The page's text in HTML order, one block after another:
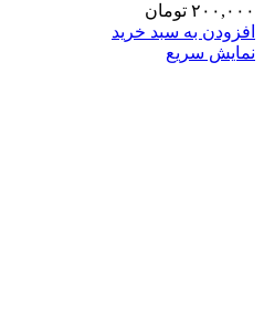
۲۰۰,۰۰۰ تومان
افزودن به سبد خرید
نمایش سریع